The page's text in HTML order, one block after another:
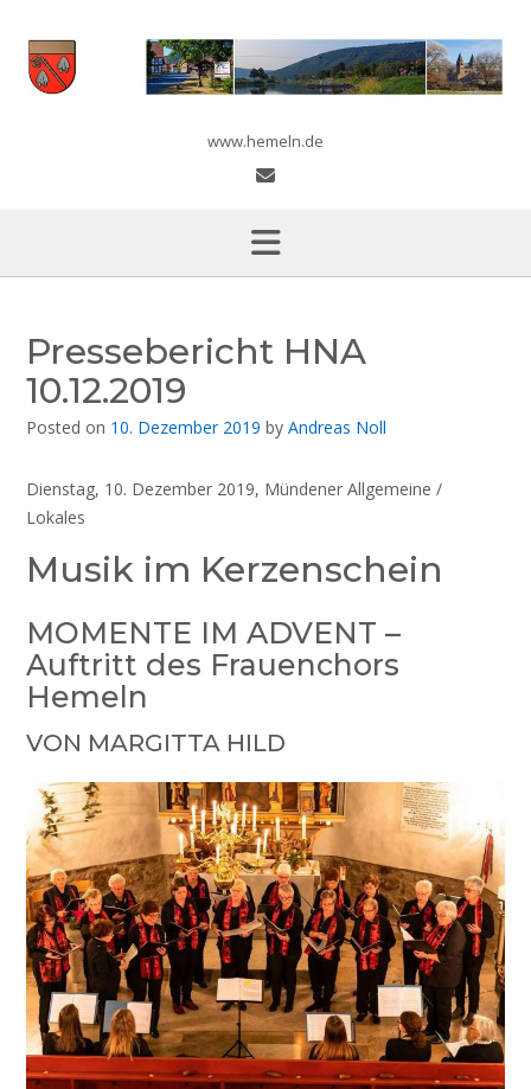
content
www.hemeln.de
Pressebericht HNA
10.12.2019
Posted on 10. Dezember 2019 by Andreas Noll
Dienstag, 10. Dezember 2019, Mündener Allgemeine /
Lokales
Musik im Kerzenschein
MOMENTE IM ADVENT –
Auftritt des Frauenchors
Hemeln
VON MARGITTA HILD